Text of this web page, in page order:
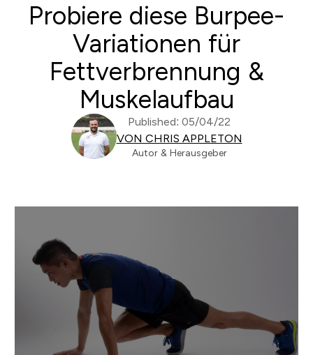
Probiere diese Burpee-
Variationen für
Fettverbrennung &
Muskelaufbau
Published: 05/04/22
VON CHRIS APPLETON
Autor & Herausgeber